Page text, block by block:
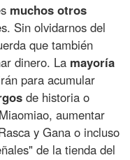
muchos otros
Sin olvidarnos del
que también
dinero. La mayoría
para acumular
de historia o
aumentar
y Gana o incluso
de la tienda del